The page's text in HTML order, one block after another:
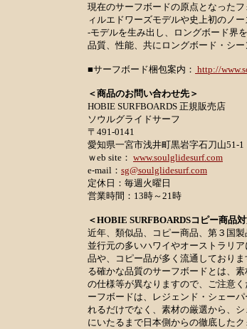
現在のサーフボードの原点となった
ィルエドワーズモデルや史上初のノ
-モデルを生み出し、ロングボード界
品質、性能、共にロングボード・シ
■サーフボード梱包案内： http://
＜商品のお問い合わせ先＞
HOBIE SURFBOARDS 正規販売店
ソウルグライドサーフ
〒491-0141
愛知県一宮市浅井町黒岩字石刀山51-1
ｗeb site： www.soulglidesurf.com
e-mail： sg@soulglidesurf.com
定休日：毎週火曜日
営業時間：13時～21時
＜HOBIE SURFBOARDSコピー商品
近年、類似品、コピー商品、第３国
並行元の多いハワイやオーストラリ
品や、コピー品が多く流通しており
る確かな品質のサーフボードとは、
の仕様等が異なりますので、ご注意
ーフボードは、レジェンド・シェー
れるだけでなく、素材の厳選から、
にいたるまで日本側からの徹底した